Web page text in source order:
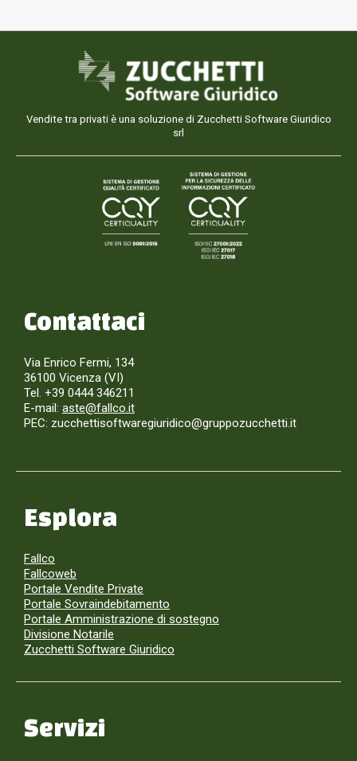
Vendite tra privati è una soluzione di Zucchetti Software Giuridico
srl
Contattaci
Via Enrico Fermi, 134
36100 Vicenza (VI)
Tel. +39 0444 346211
E-mail: aste@fallco.it
PEC: zucchettisoftwaregiuridico@gruppozucchetti.it
Esplora
Fallco
Fallcoweb
Portale Vendite Private
Portale Sovraindebitamento
Portale Amministrazione di sostegno
Divisione Notarile
Zucchetti Software Giuridico
Servizi